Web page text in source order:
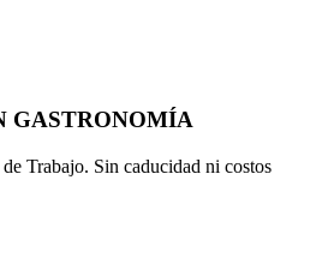
GASTRONOMÍA
Trabajo. Sin caducidad ni costos